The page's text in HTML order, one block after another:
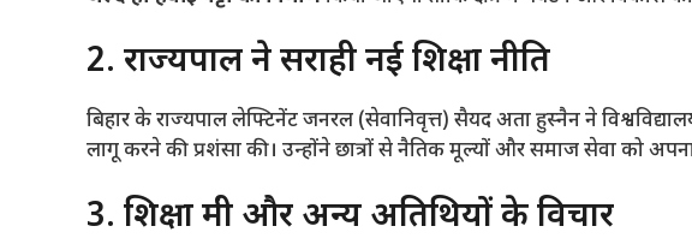
​2. राज्यपाल ने सराही नई शिक्षा नीति
​बिहार के राज्यपाल लेफ्टिनेंट जनरल (सेवानिवृत्त) सैयद अता हुस्नैन ने विश्वविद्यालय
लागू करने की प्रशंसा की। उन्होंने छात्रों से नैतिक मूल्यों और समाज सेवा को
​3. शिक्षा मंत्री और अन्य अतिथियों के विचार